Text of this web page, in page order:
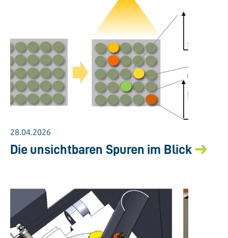
28.04.2026
Die unsichtbaren Spuren im Blick